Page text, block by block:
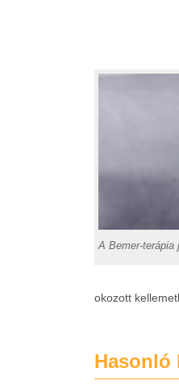
A Bemer-
okozott
Hasonló